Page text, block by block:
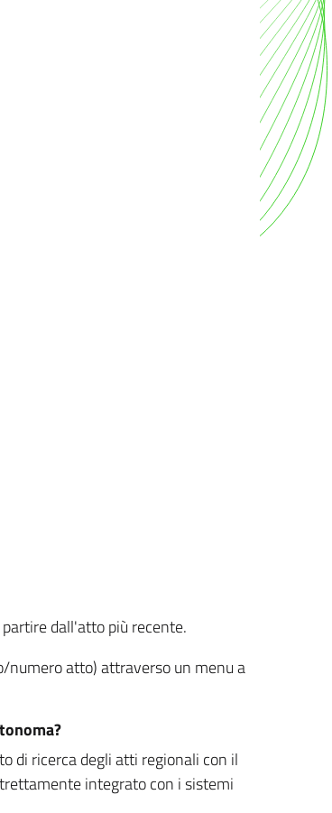
dall'atto più recente.
atto) attraverso un menu a
di ricerca degli atti regionali con il
integrato con i sistemi